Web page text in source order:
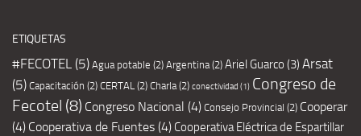
ETIQUETAS
#FECOTEL (5) Agua potable (2) Argentina(2) Ariel Guarco (3) Arsat
(5) Capacitación (2) CERTAL (2) Charla(2) conectividad (1) Congreso de
Fecotel (8) Congreso Nacional (4) Consejo Provincial (2) Cooperar
(4) Cooperativa de Fuentes (4) Cooperativa Eléctrica de Espartillar